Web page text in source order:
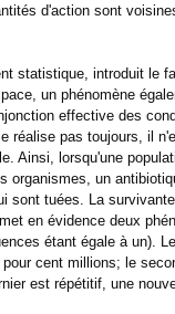
d'action sont
statistique, introduit le
un phénomène
effective des
réalise pas toujours, il
Ainsi, lorsqu'une
un
sont tuées. La
en évidence deux
étant égale à un).
cent millions; le
est répétitif, une